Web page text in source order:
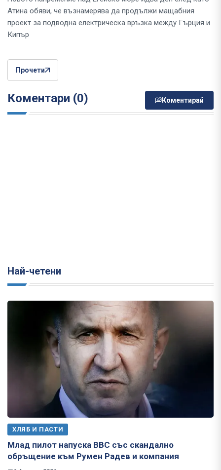
Атина обяви, че възнамерява да продължи мащабния
проект за подводна електрическа връзка между Гърция и
Кипър
Прочети
Коментари (0) Коментирай
Най-четени
ХЛЯБ И ПАСТИ
Млад пилот напуска ВВС със скандално
обръщение към Румен Радев и компания